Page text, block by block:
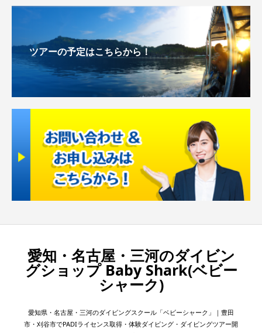
ツアーの予定はこちらから！
愛知・名古屋・三河のダイビン
グショップ Baby Shark(ベビー
シャーク)
愛知県・名古屋・三河のダイビングスクール「ベビーシャーク」｜豊田
市・刈谷市でPADIライセンス取得・体験ダイビング・ダイビングツアー開